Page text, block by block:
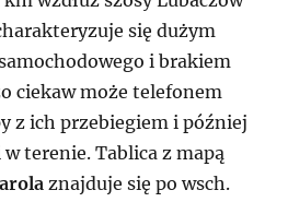
się dużym
i brakiem
ciekaw może telefonem
z ich przebiegiem i później
terenie. Tablica z mapą
znajduje się po wsch.